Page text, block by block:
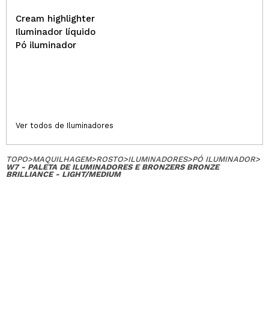
Cream highlighter
Iluminador líquido
Pó iluminador
Ver todos de Iluminadores
TOPO>MAQUILHAGEM>ROSTO>ILUMINADORES>PÓ ILUMINADOR>
W7 - PALETA DE ILUMINADORES E BRONZERS BRONZE
BRILLIANCE - LIGHT/MEDIUM